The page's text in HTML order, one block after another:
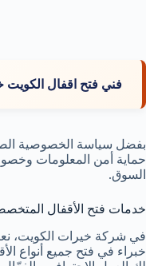
فني فتح اقفال
بفضل سياسة الخصوصية
حماية أمن المعلومات
السوق.
خدمات فتح الأقفال
في شركة خيرات الكويت،
خبراء في فتح جميع أنواع